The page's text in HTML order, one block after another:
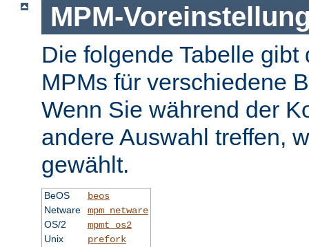
MPM-
Die folgende Tabelle
MPMs für verschiedene
Wenn Sie während der
andere Auswahl treffen,
gewählt.
BeOS
beos
Netware
mpm_netware
OS/2
mpmt_os2
Unix
prefork